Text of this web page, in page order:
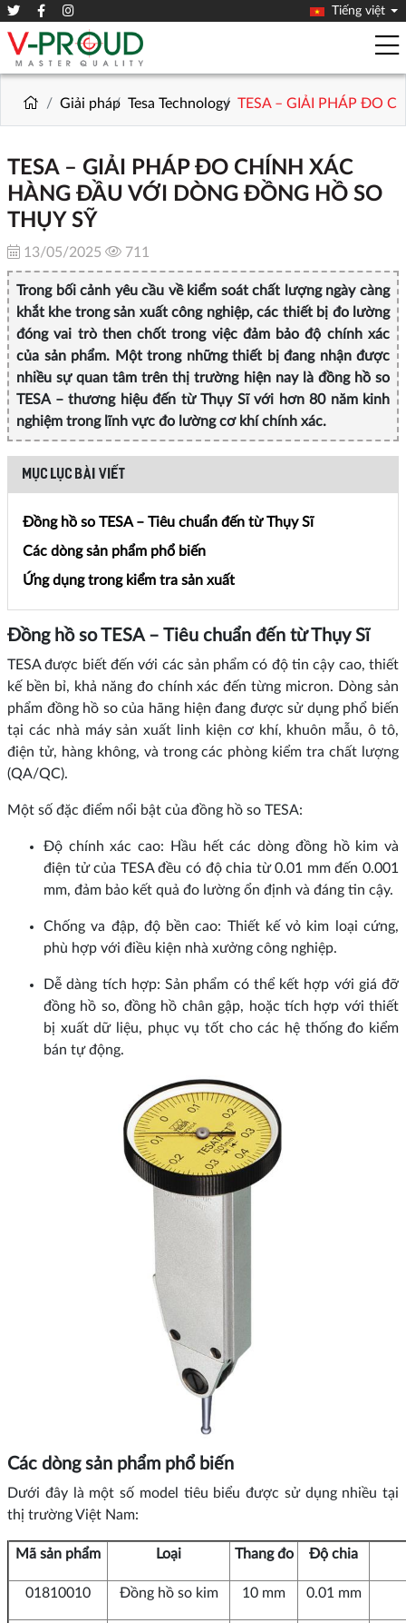
Tiếng việt
Giải pháp Tesa Technology TESA – GIẢI PHÁP ĐO
TESA – GIẢI PHÁP ĐO CHÍNH XÁC
HÀNG ĐẦU VỚI DÒNG ĐỒNG HỒ SO
THỤY SỸ
13/05/2025 711
Trong bối cảnh yêu cầu về kiểm soát chất lượng ngày càng
khắt khe trong sản xuất công nghiệp, các thiết bị đo lường
đóng vai trò then chốt trong việc đảm bảo độ chính xác
của sản phẩm. Một trong những thiết bị đang nhận được
nhiều sự quan tâm trên thị trường hiện nay là đồng hồ so
TESA – thương hiệu đến từ Thụy Sĩ với hơn 80 năm kinh
nghiệm trong lĩnh vực đo lường cơ khí chính xác.
MỤC LỤC BÀI VIẾT
Đồng hồ so TESA – Tiêu chuẩn đến từ Thụy Sĩ
Các dòng sản phẩm phổ biến
Ứng dụng trong kiểm tra sản xuất
Đồng hồ so TESA – Tiêu chuẩn đến từ Thụy Sĩ
TESA được biết đến với các sản phẩm có độ tin cậy cao, thiết
kế bền bỉ, khả năng đo chính xác đến từng micron. Dòng sản
phẩm đồng hồ so của hãng hiện đang được sử dụng phổ biến
tại các nhà máy sản xuất linh kiện cơ khí, khuôn mẫu, ô tô,
điện tử, hàng không, và trong các phòng kiểm tra chất lượng
(QA/QC).
Một số đặc điểm nổi bật của đồng hồ so TESA:
Độ chính xác cao: Hầu hết các dòng đồng hồ kim và
điện tử của TESA đều có độ chia từ 0.01 mm đến 0.001
mm, đảm bảo kết quả đo lường ổn định và đáng tin cậy.
Chống va đập, độ bền cao: Thiết kế vỏ kim loại cứng,
phù hợp với điều kiện nhà xưởng công nghiệp.
Dễ dàng tích hợp: Sản phẩm có thể kết hợp với giá đỡ
đồng hồ so, đồng hồ chân gập, hoặc tích hợp với thiết
bị xuất dữ liệu, phục vụ tốt cho các hệ thống đo kiểm
bán tự động.
Các dòng sản phẩm phổ biến
Dưới đây là một số model tiêu biểu được sử dụng nhiều tại
thị trường Việt Nam:
Mã sản phẩm Loại Thang đo Độ chia
01810010 Đồng hồ so kim 10 mm 0.01 mm